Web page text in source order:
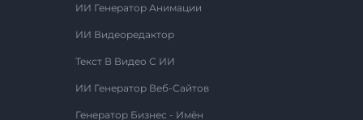
ИИ Генератор Анимации
ИИ Видеоредактор
Текст В Видео С ИИ
ИИ Генератор Веб-Сайтов
Генератор Бизнес - Имён